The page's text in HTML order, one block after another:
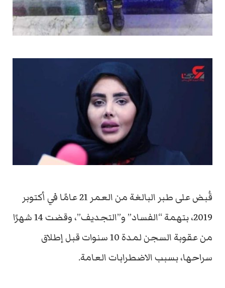
قُبض على طبر البالغة من العمر 21 عامًا في أكتوبر
2019، بتهمة “الفساد” و”التجديف”، وقضت 14 شهرًا
من عقوبة السجن لمدة 10 سنوات قبل إطلاق
سراحها، بسبب الاضطرابات العامة.